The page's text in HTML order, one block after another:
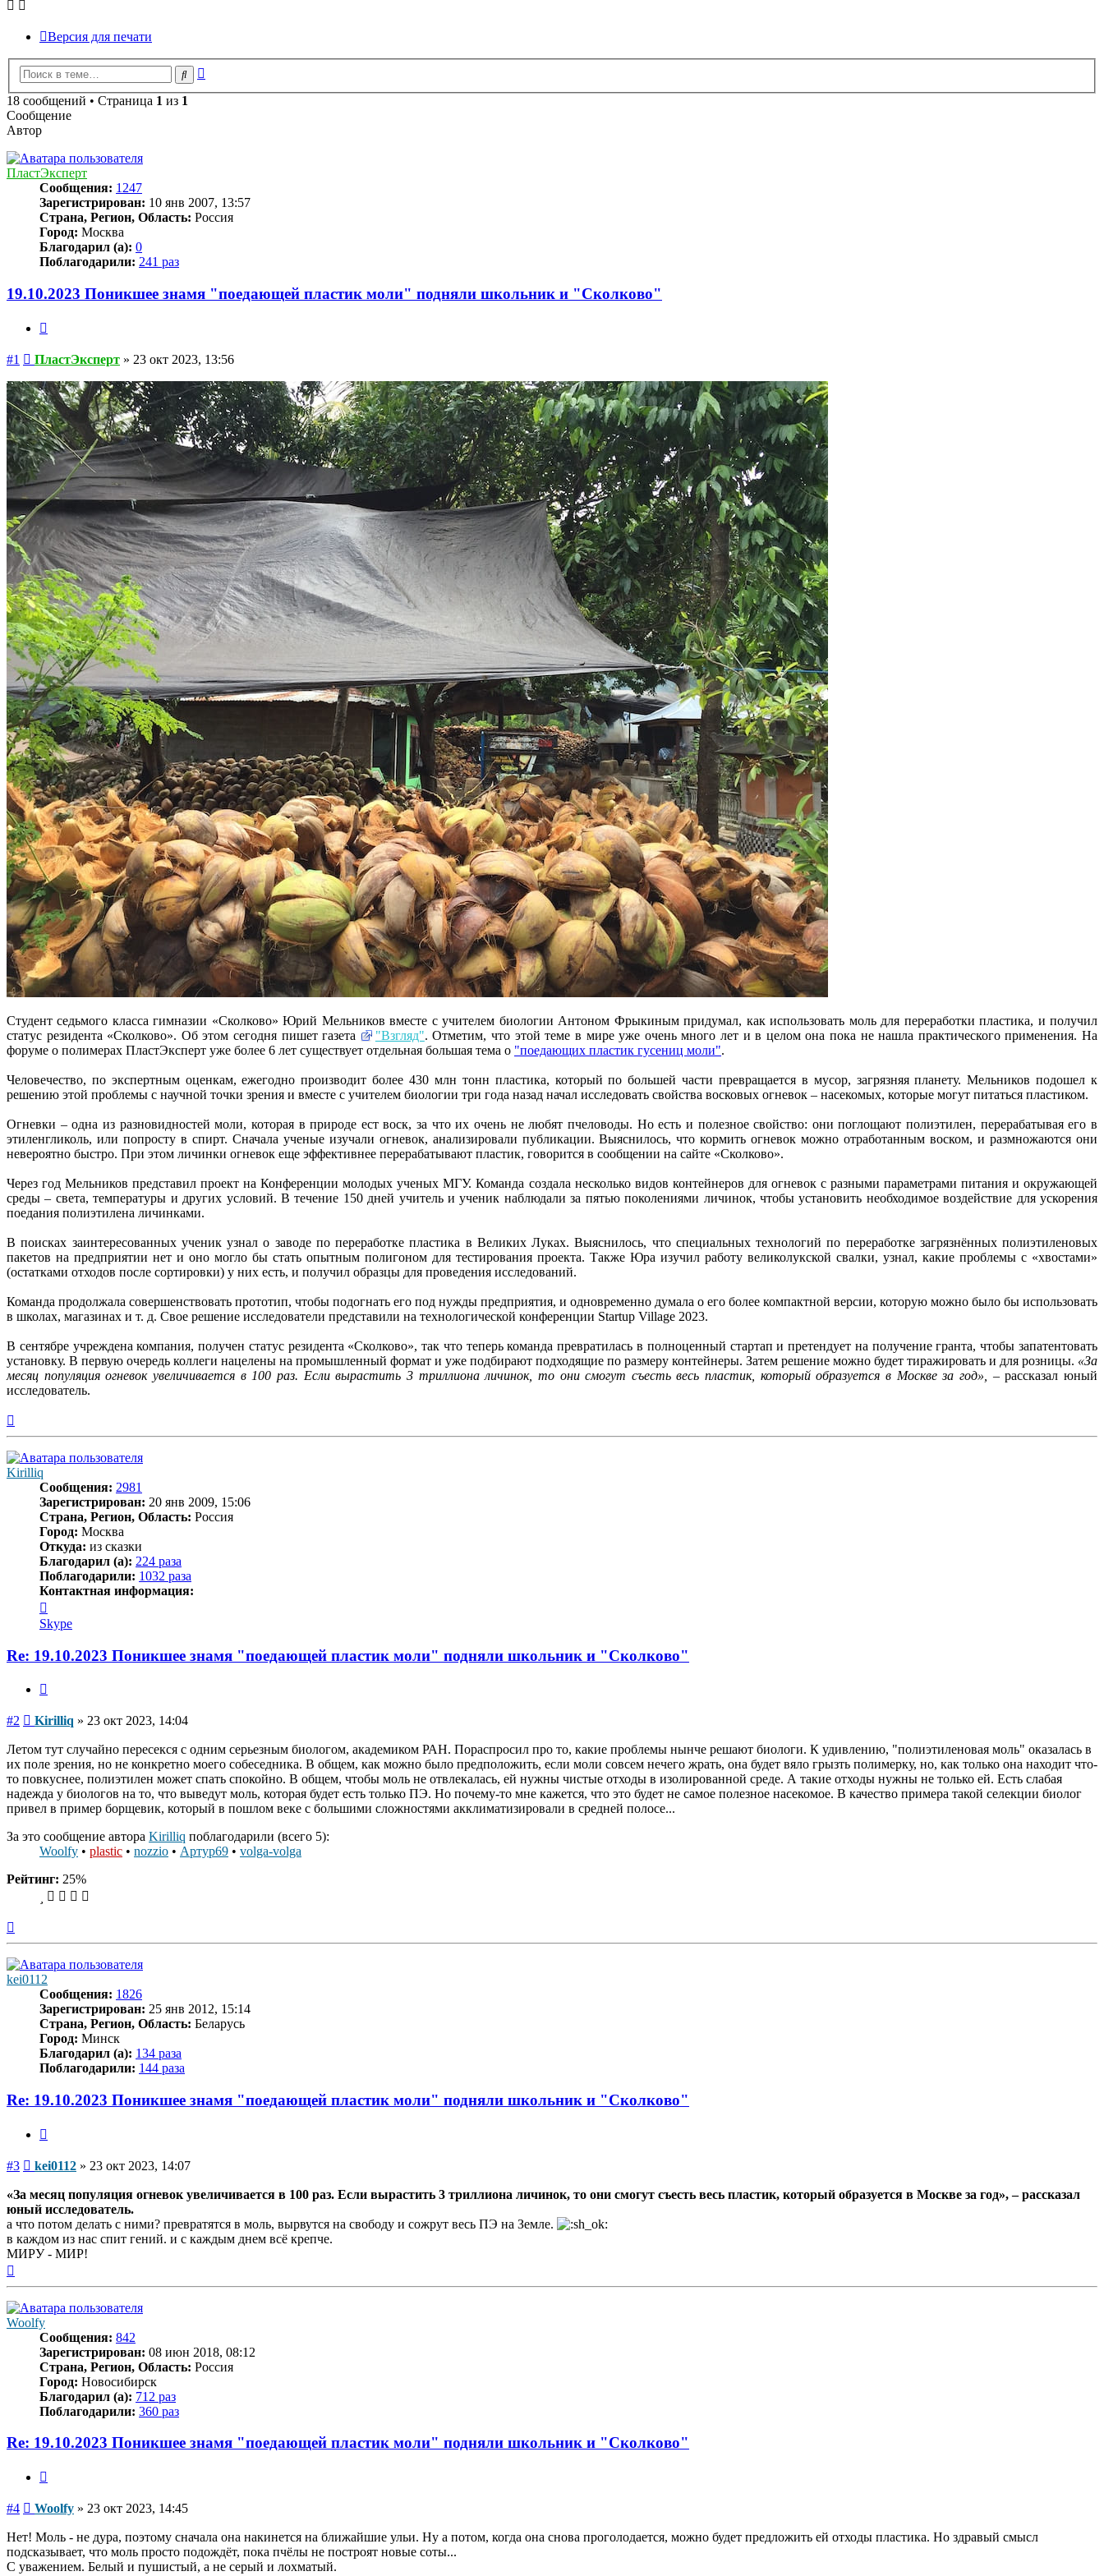
Версия для печати
Поиск
18 сообщений • Страница 1 из 1
Сообщение
Автор
ПластЭксперт
Сообщения: 1247
Зарегистрирован: 10 янв 2007, 13:57
Страна, Регион, Область: Россия
Город: Москва
Благодарил (а): 0
Поблагодарили: 241 раз
19.10.2023 Поникшее знамя "поедающей пластик моли" подняли школьник и "Сколково"
#1 Сообщение
ПластЭксперт » 23 окт 2023, 13:56
Студент седьмого класса гимназии «Сколково» Юрий Мельников вместе с учителем биологии Антоном Фрыкиным придумал, как использовать моль для переработки пластика, и получил
статус резидента «Сколково». Об этом сегодня пишет газета
"Взгляд". Отметим, что этой теме в мире уже очень много лет и в целом она пока не нашла практического применения. На
форуме о полимерах ПластЭксперт уже более 6 лет существует отдельная большая тема о "поедающих пластик гусениц моли".
Человечество, по экспертным оценкам, ежегодно производит более 430 млн тонн пластика, который по большей части превращается в мусор, загрязняя планету. Мельников подошел к
решению этой проблемы с научной точки зрения и вместе с учителем биологии три года назад начал исследовать свойства восковых огневок – насекомых, которые могут питаться пластиком.
Огневки – одна из разновидностей моли, которая в природе ест воск, за что их очень не любят пчеловоды. Но есть и полезное свойство: они поглощают полиэтилен, перерабатывая его в
этиленгликоль, или попросту в спирт. Сначала ученые изучали огневок, анализировали публикации. Выяснилось, что кормить огневок можно отработанным воском, и размножаются они
невероятно быстро. При этом личинки огневок еще эффективнее перерабатывают пластик, говорится в сообщении на сайте «Сколково».
Через год Мельников представил проект на Конференции молодых ученых МГУ. Команда создала несколько видов контейнеров для огневок с разными параметрами питания и окружающей
среды – света, температуры и других условий. В течение 150 дней учитель и ученик наблюдали за пятью поколениями личинок, чтобы установить необходимое воздействие для ускорения
поедания полиэтилена личинками.
В поисках заинтересованных ученик узнал о заводе по переработке пластика в Великих Луках. Выяснилось, что специальных технологий по переработке загрязнённых полиэтиленовых
пакетов на предприятии нет и оно могло бы стать опытным полигоном для тестирования проекта. Также Юра изучил работу великолукской свалки, узнал, какие проблемы с «хвостами»
(остатками отходов после сортировки) у них есть, и получил образцы для проведения исследований.
Команда продолжала совершенствовать прототип, чтобы подогнать его под нужды предприятия, и одновременно думала о его более компактной версии, которую можно было бы использовать
в школах, магазинах и т. д. Свое решение исследователи представили на технологической конференции Startup Village 2023.
В сентябре учреждена компания, получен статус резидента «Сколково», так что теперь команда превратилась в полноценный стартап и претендует на получение гранта, чтобы запатентовать
установку. В первую очередь коллеги нацелены на промышленный формат и уже подбирают подходящие по размеру контейнеры. Затем решение можно будет тиражировать и для розницы. «За
месяц популяция огневок увеличивается в 100 раз. Если вырастить 3 триллиона личинок, то они смогут съесть весь пластик, который образуется в Москве за год», – рассказал юный
исследователь.
Kirilliq
Сообщения: 2981
Зарегистрирован: 20 янв 2009, 15:06
Страна, Регион, Область: Россия
Город: Москва
Откуда: из сказки
Благодарил (а): 224 раза
Поблагодарили: 1032 раза
Контактная информация:
информация
пользователя
Kirilliq
Skype
Re: 19.10.2023 Поникшее знамя "поедающей пластик моли" подняли школьник и "Сколково"
#2 Сообщение
Kirilliq » 23 окт 2023, 14:04
Летом тут случайно пересекся с одним серьезным биологом, академиком РАН. Пораспросил про то, какие проблемы нынче решают биологи. К удивлению, "полиэтиленовая моль" оказалась в
их поле зрения, но не конкретно моего собеседника. В общем, как можно было предположить, если моли совсем нечего жрать, она будет вяло грызть полимерку, но, как только она находит что-
то повкуснее, полиэтилен может спать спокойно. В общем, чтобы моль не отвлекалась, ей нужны чистые отходы в изолированной среде. А такие отходы нужны не только ей. Есть слабая
надежда у биологов на то, что выведут моль, которая будет есть только ПЭ. Но почему-то мне кажется, что это будет не самое полезное насекомое. В качество примера такой селекции биолог
привел в пример борщевик, который в пошлом веке с большими сложностями акклиматизировали в средней полосе...
За это сообщение автора Kirilliq поблагодарили (всего 5):
Woolfy • plastic • nozzio • Артур69 • volga-volga
Рейтинг: 25%
kei0112
Сообщения: 1826
Зарегистрирован: 25 янв 2012, 15:14
Страна, Регион, Область: Беларусь
Город: Минск
Благодарил (а): 134 раза
Поблагодарили: 144 раза
Re: 19.10.2023 Поникшее знамя "поедающей пластик моли" подняли школьник и "Сколково"
#3 Сообщение
kei0112 » 23 окт 2023, 14:07
«За месяц популяция огневок увеличивается в 100 раз. Если вырастить 3 триллиона личинок, то они смогут съесть весь пластик, который образуется в Москве за год», – рассказал
юный исследователь.
а что потом делать с ними? превратятся в моль, вырвутся на свободу и сожрут весь ПЭ на Земле.
в каждом из нас спит гений. и с каждым днем всё крепче.
МИРУ - МИР!
Woolfy
Сообщения: 842
Зарегистрирован: 08 июн 2018, 08:12
Страна, Регион, Область: Россия
Город: Новосибирск
Благодарил (а): 712 раз
Поблагодарили: 360 раз
Re: 19.10.2023 Поникшее знамя "поедающей пластик моли" подняли школьник и "Сколково"
#4 Сообщение
Woolfy » 23 окт 2023, 14:45
Нет! Моль - не дура, поэтому сначала она накинется на ближайшие ульи. Ну а потом, когда она снова проголодается, можно будет предложить ей отходы пластика. Но здравый смысл
подсказывает, что моль просто подождёт, пока пчёлы не построят новые соты...
С уважением. Белый и пушистый, а не серый и лохматый.